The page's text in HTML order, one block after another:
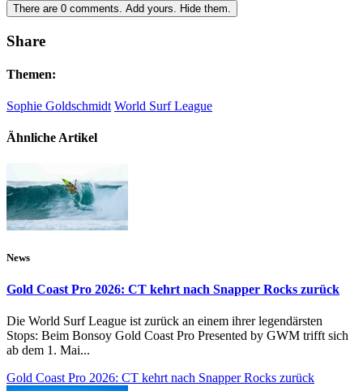
There are 0 comments. Add yours. Hide them.
Share
Themen:
Sophie Goldschmidt World Surf League
Ähnliche Artikel
News
Gold Coast Pro 2026: CT kehrt nach Snapper Rocks zurück
Die World Surf League ist zurück an einem ihrer legendärsten
Stops: Beim Bonsoy Gold Coast Pro Presented by GWM trifft sich
ab dem 1. Mai...
Gold Coast Pro 2026: CT kehrt nach Snapper Rocks zurück